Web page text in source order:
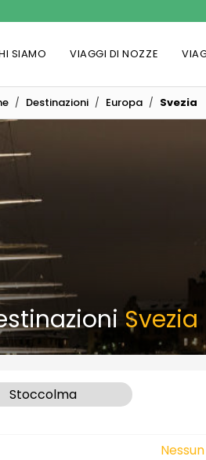
SIAMO VIAGGI DI NOZZE
Destinazioni Europa Svezia
Svezia
Stoccolma